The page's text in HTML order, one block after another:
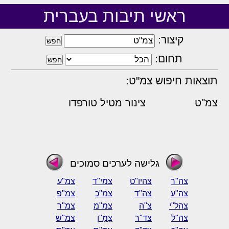
ראשי תיבות בעברית
קיצור:
תחום:
תוצאות חיפוש צמ"ט:
צמ"ט צינור מטיל טורפדו
גלישה לערכים סמוכים
צה"ר צהיו"ט צמי"ד
צמ"ע
צה"ע
צה"ד צמ"כ
צמ"פ
צהל"י
צ"ה צמ"מ
צמ"ר
צה"ל
צד"ר צָמָ"ן
צמ"ש